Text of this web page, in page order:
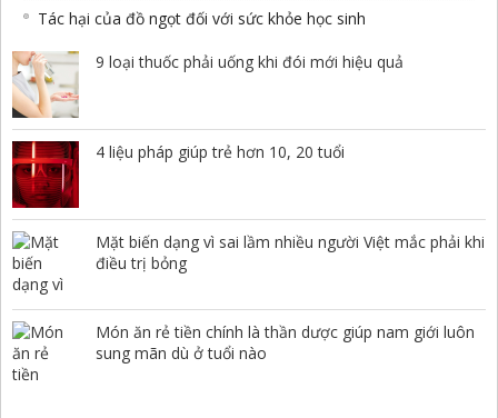
Tác hại của đồ ngọt đối với sức khỏe học sinh
9 loại thuốc phải uống khi đói mới hiệu quả
4 liệu pháp giúp trẻ hơn 10, 20 tuổi
Mặt biến dạng vì sai lầm nhiều người Việt mắc phải khi
điều trị bỏng
Món ăn rẻ tiền chính là thần dược giúp nam giới luôn
sung mãn dù ở tuổi nào